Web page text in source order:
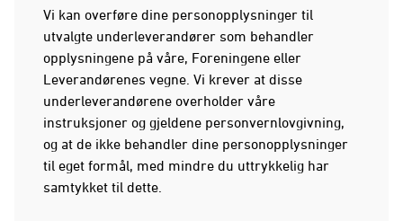
Vi kan overføre dine personopplysninger til
utvalgte underleverandører som behandler
opplysningene på våre, Foreningene eller
Leverandørenes vegne. Vi krever at disse
underleverandørene overholder våre
instruksjoner og gjeldene personvernlovgivning,
og at de ikke behandler dine personopplysninger
til eget formål, med mindre du uttrykkelig har
samtykket til dette.